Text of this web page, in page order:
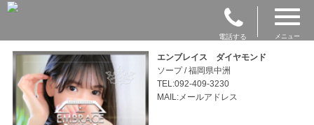
電話する メニュー
エンブレイス ダイヤモンド
ソープ / 福岡県中洲
TEL:092-409-3230
MAIL:メールアドレス